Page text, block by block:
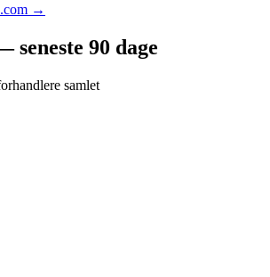
→
90 dage
samlet